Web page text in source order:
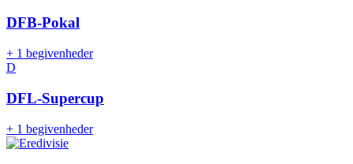
DFB-Pokal
+ 1 begivenheder
D
DFL-Supercup
+ 1 begivenheder